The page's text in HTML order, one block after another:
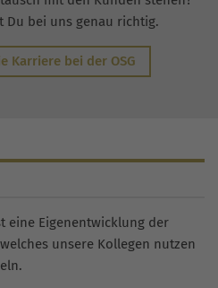
Du bei uns genau richtig.
Karriere bei der OSG
eine Eigenentwicklung der
unsere Kollegen nutzen